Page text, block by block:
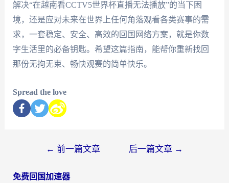
解决“在越南看CCTV5世界杯直播无法播放”的当下困
境，还是应对未来在世界上任何角落观看各类赛事的需
求，一套稳定、安全、高效的回国网络方案，就是你数
字生活里的必备钥匙。希望这篇指南，能帮你重新找回
那份无拘无束、畅快观赛的简单快乐。
Spread the love
← 前一篇文章 后一篇文章 →
免费回国加速器